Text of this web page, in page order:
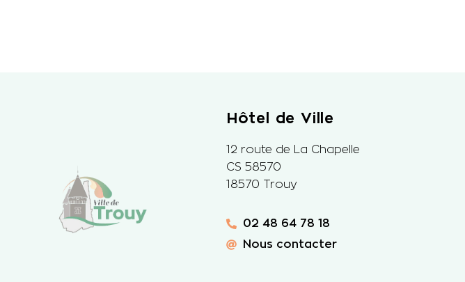
Hôtel de Ville
12 route de La Chapelle
CS 58570
18570 Trouy
02 48 64 78 18
Nous contacter